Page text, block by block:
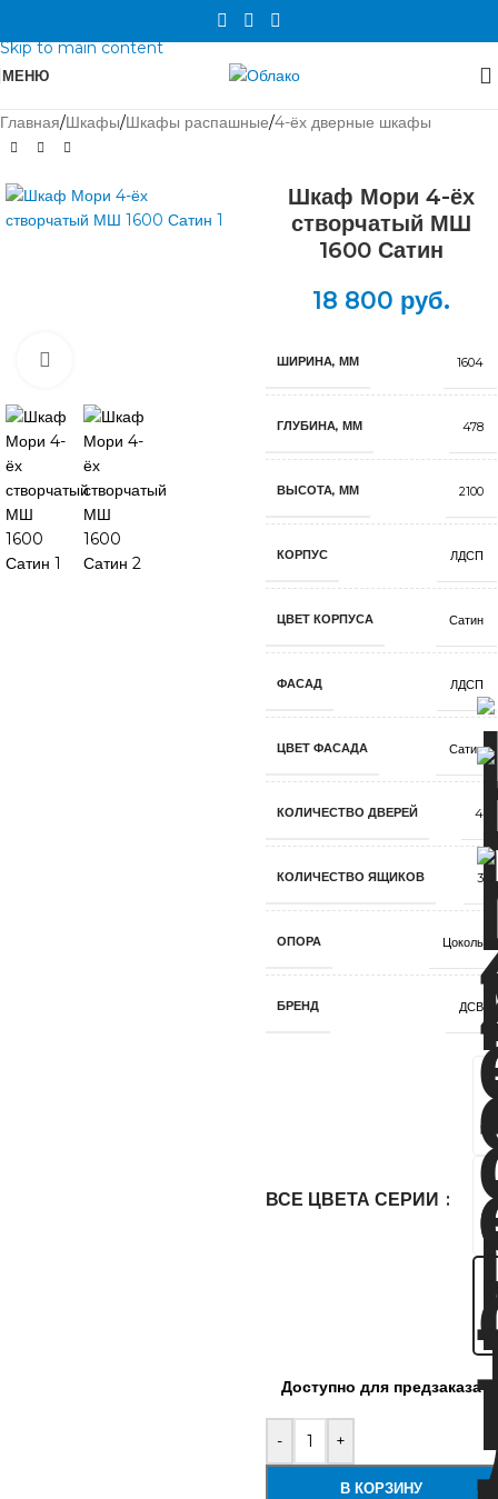
Skip to main content
МЕНЮ
Главная/Шкафы/Шкафы распашные/4-ёх дверные шкафы
Шкаф Мори 4-ёх
створчатый МШ
1600 Сатин
18 800 руб.
ШИРИНА, ММ 1604
ГЛУБИНА, ММ 478
ВЫСОТА, ММ 2100
КОРПУС ЛДСП
ЦВЕТ КОРПУСА Сатин
ФАСАД ЛДСП
ЦВЕТ ФАСАДА Сатин
КОЛИЧЕСТВО ДВЕРЕЙ 4
КОЛИЧЕСТВО ЯЩИКОВ 3
ОПОРА Цоколь
БРЕНД ДСВ
ВСЕ ЦВЕТА СЕРИИ
Доступно для предзаказа
- +
В КОРЗИНУ